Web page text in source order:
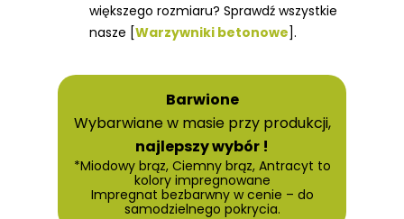
większego rozmiaru? Sprawdź wszystkie
nasze [Warzywniki betonowe].
Barwione
Wybarwiane w masie przy produkcji,
najlepszy wybór !
*Miodowy brąz, Ciemny brąz, Antracyt to
kolory impregnowane
Impregnat bezbarwny w cenie – do
samodzielnego pokrycia.